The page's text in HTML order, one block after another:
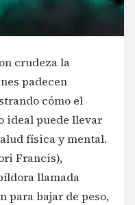
crudeza la
padecen
cómo el
ideal puede llevar
física y mental.
Francis),
llamada
para bajar de peso,